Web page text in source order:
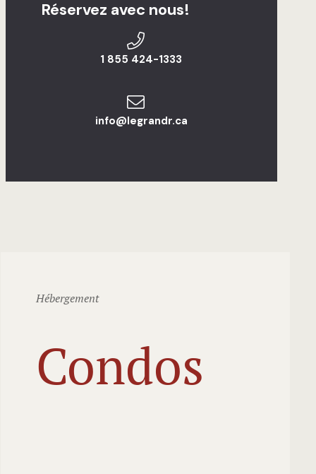
Réservez avec nous!
1 855 424-1333
info@legrandr.ca
Hébergement
Condos